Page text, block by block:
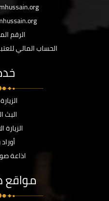
الرقم
الحساب المالي
البث
الزيارة
اذاعة
مواقع